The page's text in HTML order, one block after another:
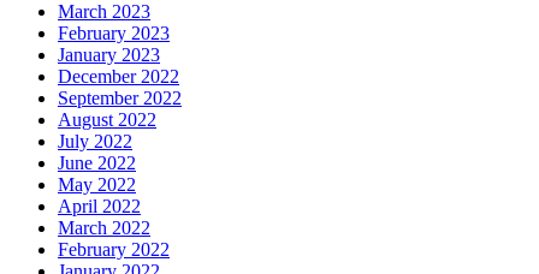
March 2023
February 2023
January 2023
December 2022
September 2022
August 2022
July 2022
June 2022
May 2022
April 2022
March 2022
February 2022